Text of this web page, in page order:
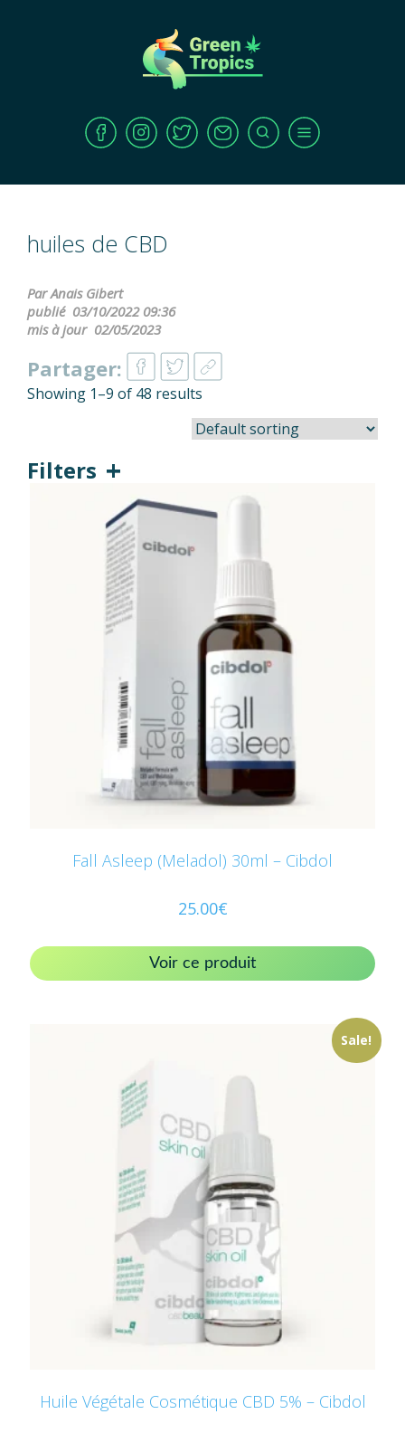
huiles de CBD
Par Anais Gibert
publié 03/10/2022 09:36
mis à jour 02/05/2023
Partager:
Showing 1–9 of 48 results
Fall Asleep (Meladol) 30ml – Cibdol
25.00€
Voir ce produit
Sale!
Huile Végétale Cosmétique CBD 5% – Cibdol
Filters